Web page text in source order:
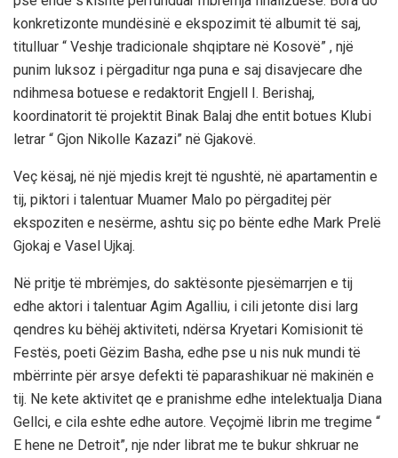
konkretizonte mundësinë e ekspozimit të albumit të saj,
titulluar “ Veshje tradicionale shqiptare në Kosovë” , një
punim luksoz i përgaditur nga puna e saj disavjecare dhe
ndihmesa botuese e redaktorit Engjell I. Berishaj,
koordinatorit të projektit Binak Balaj dhe entit botues Klubi
letrar “ Gjon Nikolle Kazazi” në Gjakovë.
Veç kësaj, në një mjedis krejt të ngushtë, në apartamentin e
tij, piktori i talentuar Muamer Malo po përgaditej për
ekspoziten e nesërme, ashtu siç po bënte edhe Mark Prelë
Gjokaj e Vasel Ujkaj.
Në pritje të mbrëmjes, do saktësonte pjesëmarrjen e tij
edhe aktori i talentuar Agim Agalliu, i cili jetonte disi larg
qendres ku bëhëj aktiviteti, ndërsa Kryetari Komisionit të
Festës, poeti Gëzim Basha, edhe pse u nis nuk mundi të
mbërrinte për arsye defekti të paparashikuar në makinën e
tij. Ne kete aktivitet qe e pranishme edhe intelektualja Diana
Gellci, e cila eshte edhe autore. Veçojmë librin me tregime “
E hene ne Detroit”, nje nder librat me te bukur shkruar ne